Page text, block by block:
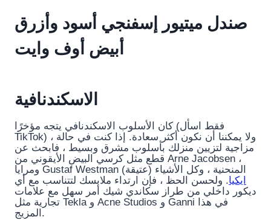
صندل ميتيور إسفنجي أسود وأزرق
أبيض أوف وايت
الاسكندنافية
كان الأسلوب الاسكندنافي يتجه مؤخرًا (فقط اسأل
TikTok) ، ولا يمكننا أن نكون أكثر سعادة. إذا كنت في حالة
مزاجية لتزيين منزلك بأسلوب مشرق وبسيط ، فابحث عن
قطع مثل كرسي البيض الأيقوني من Arne Jacobsen ،
ومرايا Gustaf Westman المنحنية ، وكل الأشياء (عتيقة)
ايكيا. ولحسن الحظ ، فإن ارتداء ملابسك لتتناسب مع أي
ديكور داخلي من طراز سكاندي شيك أمر سهل مع علامات
تجارية مثل Tekla و Acne Studios و Ganni في هذا
المزيج.